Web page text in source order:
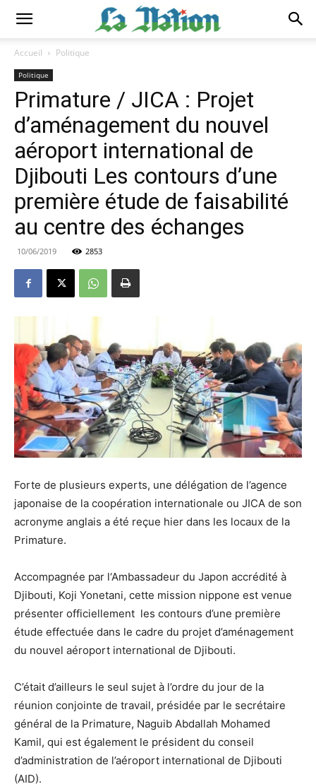
Accueil Politique
Politique
Primature / JICA : Projet
d’aménagement du nouvel
aéroport international de
Djibouti Les contours d’une
première étude de faisabilité
au centre des échanges
10/06/2019 2853
Forte de plusieurs experts, une délégation de l’agence
japonaise de la coopération internationale ou JICA de son
acronyme anglais a été reçue hier dans les locaux de la
Primature.
Accompagnée par l‘Ambassadeur du Japon accrédité à
Djibouti, Koji Yonetani, cette mission nippone est venue
présenter officiellement les contours d’une première
étude effectuée dans le cadre du projet d’aménagement
du nouvel aéroport international de Djibouti.
C’était d’ailleurs le seul sujet à l’ordre du jour de la
réunion conjointe de travail, présidée par le secrétaire
général de la Primature, Naguib Abdallah Mohamed
Kamil, qui est également le président du conseil
d’administration de l’aéroport international de Djibouti
(AID).